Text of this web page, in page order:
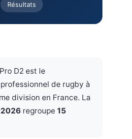
Résultats
D2 est le
de rugby à
division en France. La
regroupe 15